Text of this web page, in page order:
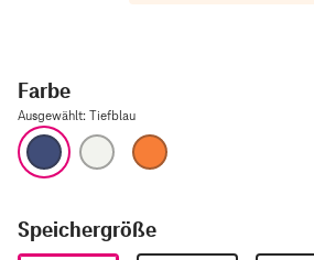
Farbe
Ausgewählt: Tiefblau
Tiefblau Silber
Speichergröße